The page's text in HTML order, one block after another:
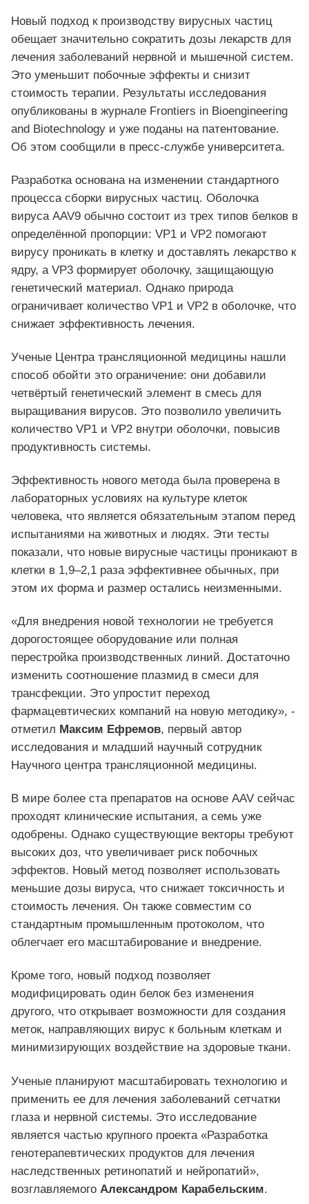
Новый подход к производству вирусных частиц
обещает значительно сократить дозы лекарств для
лечения заболеваний нервной и мышечной систем.
Это уменьшит побочные эффекты и снизит
стоимость терапии. Результаты исследования
опубликованы в журнале Frontiers in Bioengineering
and Biotechnology и уже поданы на патентование.
Об этом сообщили в пресс-службе университета.
Разработка основана на изменении стандартного
процесса сборки вирусных частиц. Оболочка
вируса AAV9 обычно состоит из трех типов белков в
определённой пропорции: VP1 и VP2 помогают
вирусу проникать в клетку и доставлять лекарство к
ядру, а VP3 формирует оболочку, защищающую
генетический материал. Однако природа
ограничивает количество VP1 и VP2 в оболочке, что
снижает эффективность лечения.
Ученые Центра трансляционной медицины нашли
способ обойти это ограничение: они добавили
четвёртый генетический элемент в смесь для
выращивания вирусов. Это позволило увеличить
количество VP1 и VP2 внутри оболочки, повысив
продуктивность системы.
Эффективность нового метода была проверена в
лабораторных условиях на культуре клеток
человека, что является обязательным этапом перед
испытаниями на животных и людях. Эти тесты
показали, что новые вирусные частицы проникают в
клетки в 1,9–2,1 раза эффективнее обычных, при
этом их форма и размер остались неизменными.
«Для внедрения новой технологии не требуется
дорогостоящее оборудование или полная
перестройка производственных линий. Достаточно
изменить соотношение плазмид в смеси для
трансфекции. Это упростит переход
фармацевтических компаний на новую методику», -
отметил Максим Ефремов, первый автор
исследования и младший научный сотрудник
Научного центра трансляционной медицины.
В мире более ста препаратов на основе AAV сейчас
проходят клинические испытания, а семь уже
одобрены. Однако существующие векторы требуют
высоких доз, что увеличивает риск побочных
эффектов. Новый метод позволяет использовать
меньшие дозы вируса, что снижает токсичность и
стоимость лечения. Он также совместим со
стандартным промышленным протоколом, что
облегчает его масштабирование и внедрение.
Кроме того, новый подход позволяет
модифицировать один белок без изменения
другого, что открывает возможности для создания
меток, направляющих вирус к больным клеткам и
минимизирующих воздействие на здоровые ткани.
Ученые планируют масштабировать технологию и
применить ее для лечения заболеваний сетчатки
глаза и нервной системы. Это исследование
является частью крупного проекта «Разработка
генотерапевтических продуктов для лечения
наследственных ретинопатий и нейропатий»,
возглавляемого Александром Карабельским.